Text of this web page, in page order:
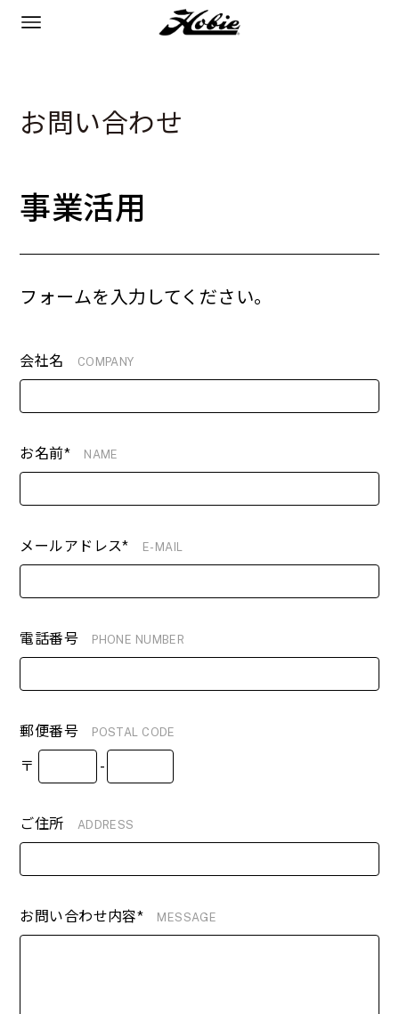
お問い合わせ
事業活用
フォームを入力してください。
会社名 COMPANY
お名前* NAME
メールアドレス* E-MAIL
電話番号 PHONE NUMBER
郵便番号 POSTAL CODE
〒 -
ご住所 ADDRESS
お問い合わせ内容* MESSAGE